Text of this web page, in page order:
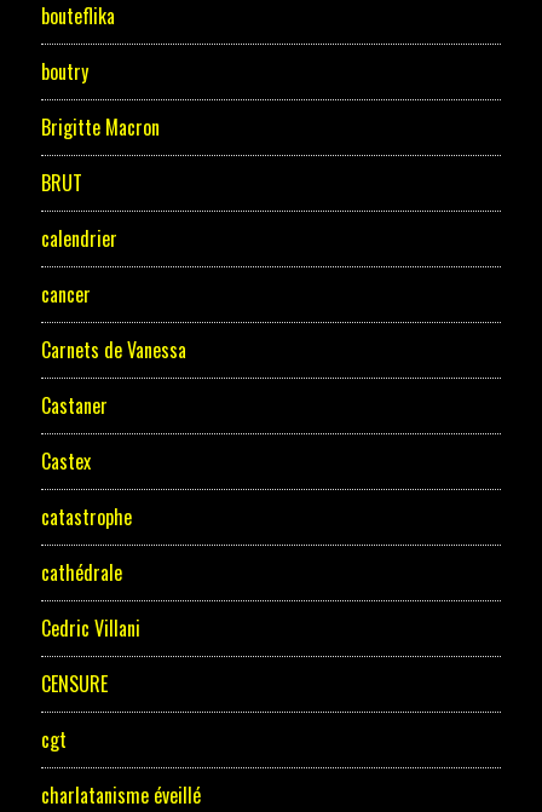
bouteflika
boutry
Brigitte Macron
BRUT
calendrier
cancer
Carnets de Vanessa
Castaner
Castex
catastrophe
cathédrale
Cedric Villani
CENSURE
cgt
charlatanisme éveillé